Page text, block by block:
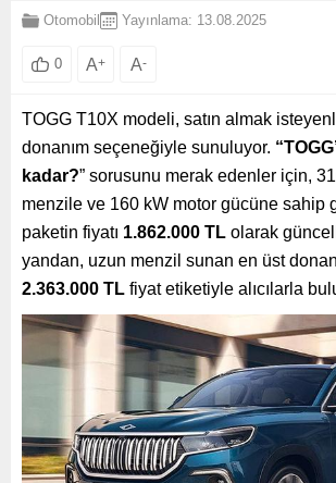
Otomobil Yayınlama: 13.08.2025
0 A+ A-
TOGG T10X modeli, satın almak
donanım seçeneğiyle sunuluyor.
kadar?” sorusunu merak edenler için,
menzile ve 160 kW motor gücüne sahip
paketin fiyatı 1.862.000 TL olarak
yandan, uzun menzil sunan en üst
2.363.000 TL fiyat etiketiyle alıcılarla